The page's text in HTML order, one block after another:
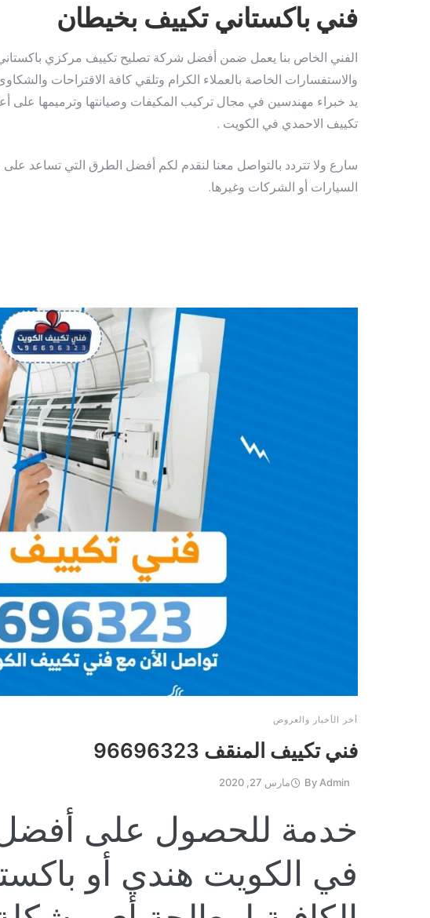
فني باكستاني تكييف بخيطان
الفني الخاص بنا يعمل ضمن أفضل شركة تصليح تكييف مركزي
والاستفسارات الخاصة بالعملاء الكرام وتلقي كافة الاقتراحات
يد خبراء مهندسين في مجال تركيب المكيفات وصيانتها وترميمها
تكييف الاحمدي في الكويت .
سارع ولا تتردد بالتواصل معنا لنقدم لكم أفضل الطرق التي تساعد
السيارات أو الشركات وغيرها.
أخر الأخبار والعروض
فني تكييف المنقف 96696323
By Admin مارس 27, 2020
خدمة للحصول على
في الكويت هندي أو